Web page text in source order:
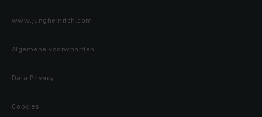
www.jungheinrich.com
Algemene voorwaarden
Data Privacy
Cookies